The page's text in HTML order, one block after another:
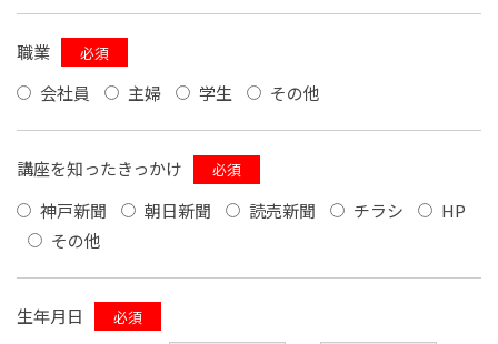
職業 必須
会社員 主婦 学生 その他
講座を知ったきっかけ 必須
神戸新聞 朝日新聞 読売新聞 チラシ
HP
その他
生年月日 必須